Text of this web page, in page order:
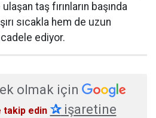
taş fırınların başında
sıcakla hem de uzun
ediyor.
olmak için
takip edin ✰işaretine